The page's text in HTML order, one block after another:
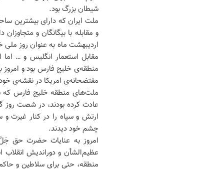
شیطان بزرگ بود.
ملت ایران که دارای بیشترین
و مقابله با بیگانگان و
اردیبهشت ماه به عنوان روز
مقابل استعمار انگلیس و …
منطقه‌ی خلیج فارس بود و امروز
مفتضحانه‌ی امریکا در نقشه‌ی
ملت‌های منطقه خلیج فارس که
عادت کرده بودند، در شصت روز
ارتش و سپاه را در کنار غیرت
چشم خود دیدند.
امروز به عنایات حضرت حق
عظیم‌الشأن و دوراندیش
منطقه، حتی برای سلاطین و